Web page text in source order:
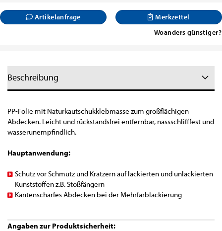
Artikelanfrage
Merkzettel
Woanders günstiger?
Beschreibung
PP-Folie mit Naturkautschukklebmasse zum großflächigen
Abdecken. Leicht und rückstandsfrei entfernbar, nassschlifffest und
wasserunempfindlich.
Hauptanwendung:
Schutz vor Schmutz und Kratzern auf lackierten und unlackierten
Kunststoffen z.B. Stoßfängern
Kantenscharfes Abdecken bei der Mehrfarblackierung
Angaben zur Produktsicherheit: